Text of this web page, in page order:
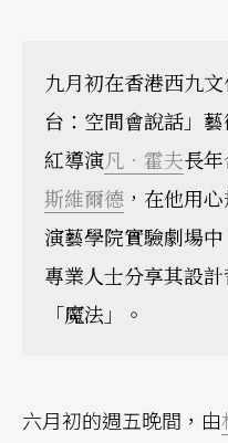
九月初在香港西九
台：空間會說話」
紅導演凡．霍夫長
斯維爾德 ，在他用
演藝學院實驗劇場
專業人士分享其設
「魔法」。
六月初的週五晚間，由